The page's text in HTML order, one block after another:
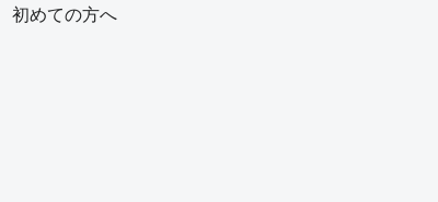
初めての方へ